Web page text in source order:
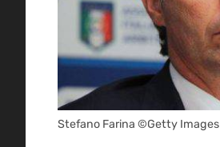
Stefano Farina ©Getty Images